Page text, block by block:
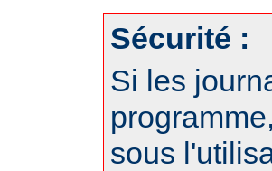
Sécurité :
Si les
sous